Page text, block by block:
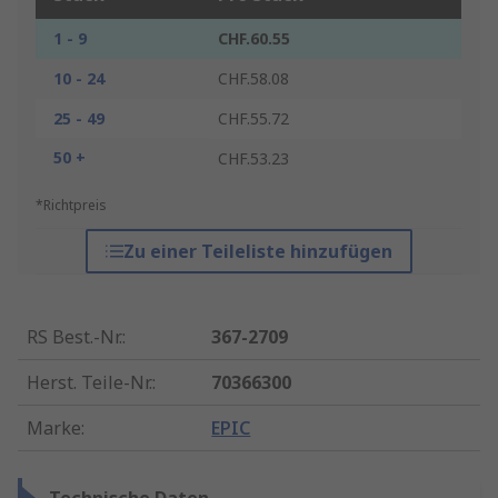
1 - 9
CHF.60.55
10 - 24
CHF.58.08
25 - 49
CHF.55.72
50 +
CHF.53.23
*Richtpreis
Zu einer Teileliste hinzufügen
RS Best.-Nr.:
367-2709
Herst. Teile-Nr.:
70366300
Marke: EPIC